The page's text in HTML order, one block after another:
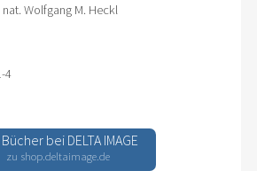
nat. Wolfgang M. Heckl
4
Bücher bei DELTA IMAGE
zu shop.deltaimage.de